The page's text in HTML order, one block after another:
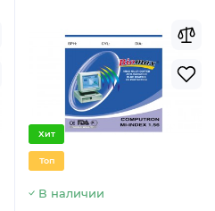
Хит
Топ
В наличии